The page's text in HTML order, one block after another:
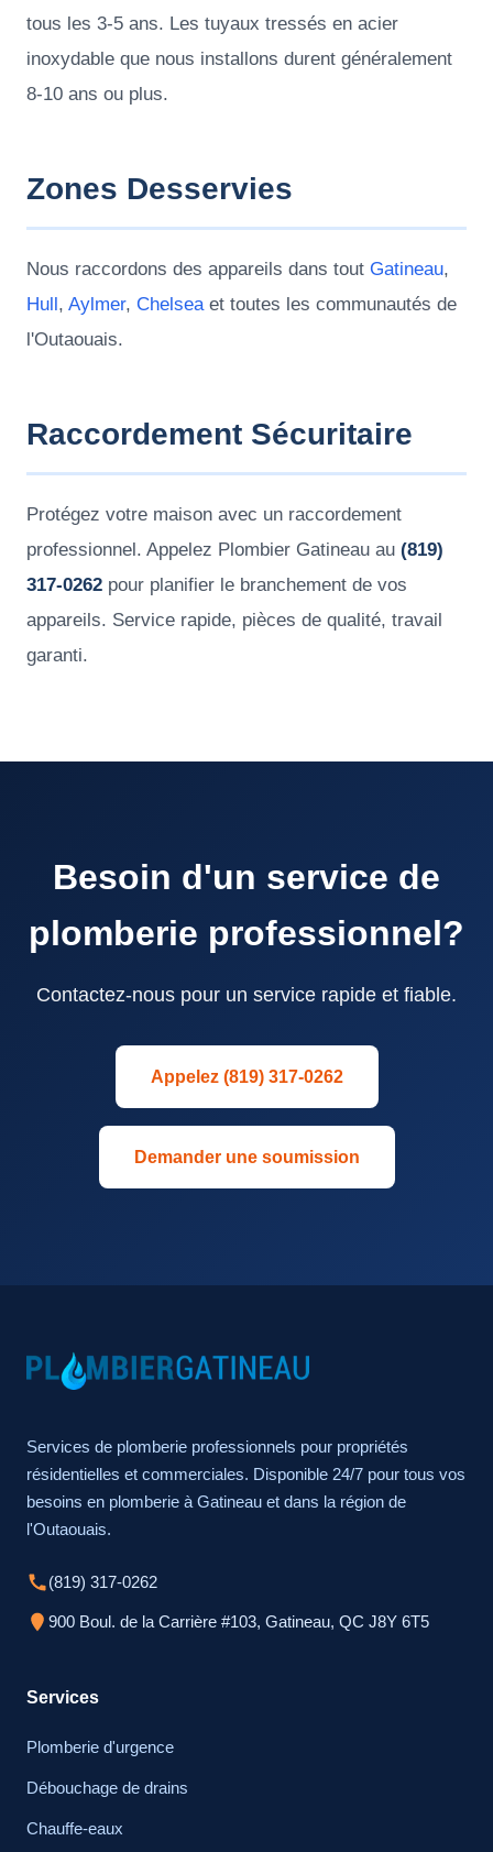
tous les 3-5 ans. Les tuyaux tressés en acier
inoxydable que nous installons durent généralement
8-10 ans ou plus.
Zones Desservies
Nous raccordons des appareils dans tout Gatineau,
Hull, Aylmer, Chelseaet toutes les communautés de
l'Outaouais.
Raccordement Sécuritaire
Protégez votre maison avec un raccordement
professionnel. Appelez Plombier Gatineau au (819)
317-0262 pour planifier le branchement de vos
appareils. Service rapide, pièces de qualité, travail
garanti.
Besoin d'un service de
plomberie professionnel?
Contactez-nous pour un service rapide et fiable.
Appelez (819) 317-0262
Demander une soumission
Services de plomberie professionnels pour propriétés
résidentielles et commerciales. Disponible 24/7 pour tous vos
besoins en plomberie à Gatineau et dans la région de
l'Outaouais.
(819) 317-0262
900 Boul. de la Carrière #103, Gatineau, QC J8Y 6T5
Services
Plomberie d'urgence
Débouchage de drains
Chauffe-eaux